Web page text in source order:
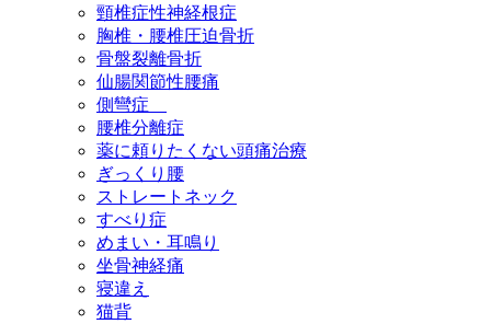
頸椎症性神経根症
胸椎・腰椎圧迫骨折
骨盤裂離骨折
仙腸関節性腰痛
側彎症
腰椎分離症
薬に頼りたくない頭痛治療
ぎっくり腰
ストレートネック
すべり症
めまい・耳鳴り
坐骨神経痛
寝違え
猫背